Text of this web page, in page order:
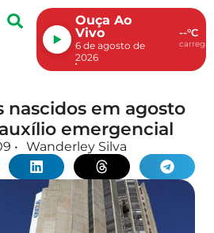
Ouça Ao
Vivo
6 de agosto de
2026
--°C
nascidos em agosto
emergencial
• Wanderley Silva